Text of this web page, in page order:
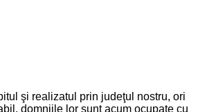
şi realizatul prin judeţul nostru, ori
domniile lor sunt acum ocupate cu